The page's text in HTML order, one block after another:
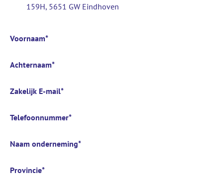
159H, 5651 GW Eindhoven
Voornaam*
Achternaam*
Zakelijk E-mail*
Telefoonnummer*
Naam onderneming*
Provincie*